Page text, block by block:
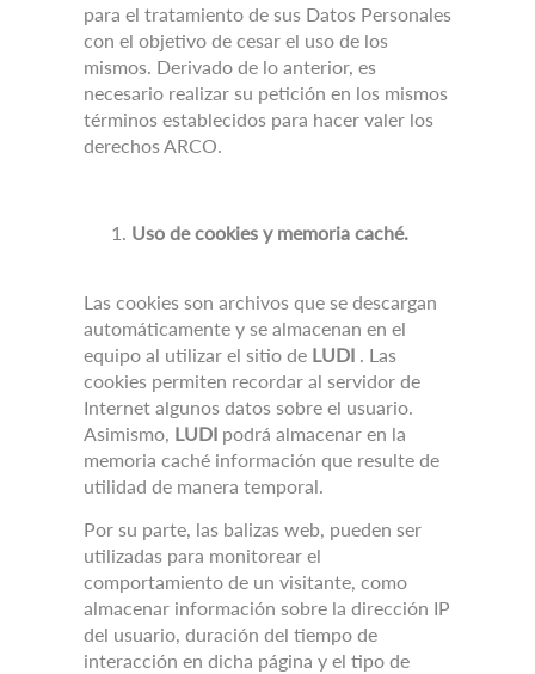
para el tratamiento de sus Datos Personales
con el objetivo de cesar el uso de los
mismos. Derivado de lo anterior, es
necesario realizar su petición en los mismos
términos establecidos para hacer valer los
derechos ARCO.
Uso de cookies y memoria caché.
Las cookies son archivos que se descargan
automáticamente y se almacenan en el
equipo al utilizar el sitio de LUDI
Las
cookies permiten recordar al servidor de
Internet algunos datos sobre el usuario.
Asimismo, LUDI podrá almacenar en la
memoria caché información que resulte de
utilidad de manera temporal.
Por su parte, las balizas web, pueden ser
utilizadas para monitorear el
comportamiento de un visitante, como
almacenar información sobre la dirección IP
del usuario, duración del tiempo de
interacción en dicha página y el tipo de